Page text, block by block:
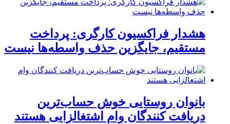
هشدار فراکسیون کارگری: پرداخت
مستقیم، جایگزین حذف واسطه‌ها نیست
بانوان روستایی خوش حساب‌ترین
دریافت کنندگان وام‌ اشتغالزایی هستند